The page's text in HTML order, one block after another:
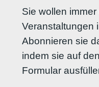
Sie wollen
Veranstaltungen
Abonnieren sie
indem sie auf
Formular